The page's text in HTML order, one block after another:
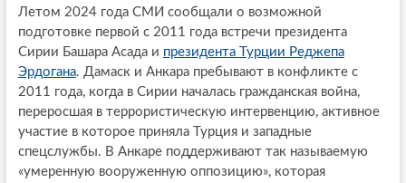
Летом 2024 года СМИ сообщали о возможной
подготовке первой с 2011 года встречи президента
Сирии Башара Асада и президента Турции Реджепа
Эрдогана. Дамаск и Анкара пребывают в конфликте с
2011 года, когда в Сирии началась гражданская война,
переросшая в террористическую интервенцию, активное
участие в которое приняла Турция и западные
спецслужбы. В Анкаре поддерживают так называемую
«умеренную вооруженную оппозицию», которая